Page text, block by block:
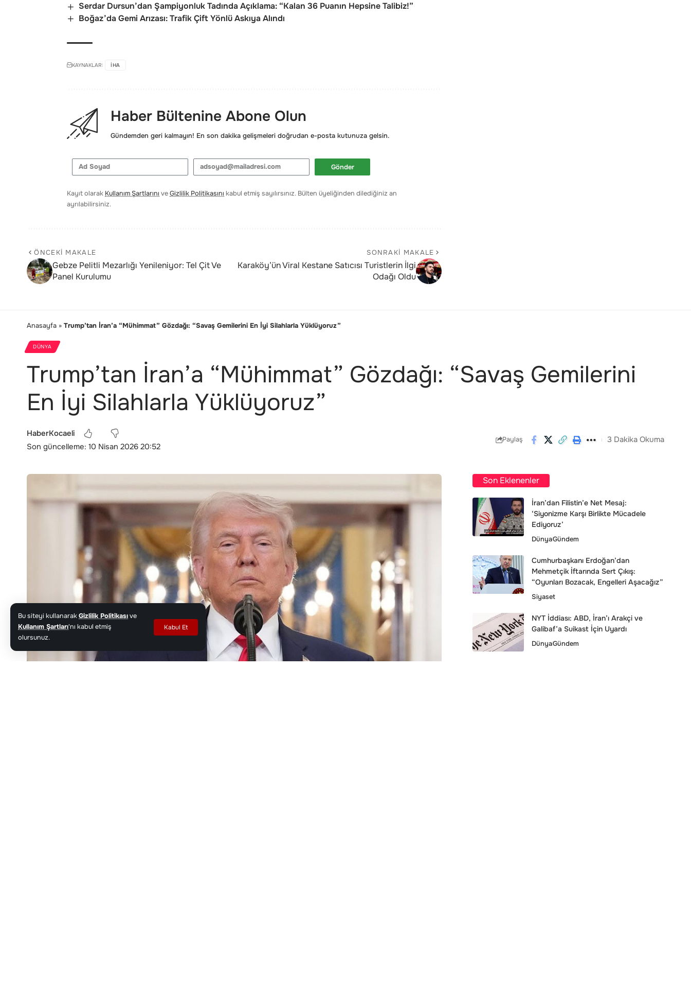
Bu siteyi kullanarakGizlilik Politikasıve
Kullanım Şartları'nı kabul etmiş
olursunuz.
Kabul Et
Serdar Dursun’dan Şampiyonluk Tadında Açıklama: “Kalan 36 Puanın Hepsine Talibiz!”
Boğaz’da Gemi Arızası: Trafik Çift Yönlü Askıya Alındı
KAYNAKLAR: IHA
Haber Bültenine Abone Olun
Gündemden geri kalmayın! En son dakika gelişmeleri doğrudan e-posta kutunuza gelsin.
Gönder
Kayıt olarak Kullanım Şartlarını veGizlilik Politikasını kabul etmiş sayılırsınız. Bülten üyeliğinden dilediğiniz an
ayrılabilirsiniz.
ÖNCEKI MAKALE
Gebze Pelitli Mezarlığı Yenileniyor: Tel Çit Ve
Panel Kurulumu
SONRAKI MAKALE
Karaköy’ün Viral Kestane Satıcısı Turistlerin İlgi
Odağı Oldu
Anasayfa » Trump’tan İran’a “Mühimmat” Gözdağı: “Savaş Gemilerini En İyi Silahlarla Yüklüyoruz”
DÜNYA
Trump’tan İran’a “Mühimmat” Gözdağı: “Savaş Gemilerini
En İyi Silahlarla Yüklüyoruz”
Son güncelleme: 10 Nisan 2026 20:52
HaberKocaeli
Paylaş 3 Dakika Okuma
Son Eklenenler
İran’dan Filistin’e Net Mesaj:
‘Siyonizme Karşı Birlikte Mücadele
Ediyoruz’
DünyaGündem
Cumhurbaşkanı Erdoğan’dan
Mehmetçik İftarında Sert Çıkış:
“Oyunları Bozacak, Engelleri Aşacağız”
Siyaset
NYT İddiası: ABD, İran’ı Arakçi ve
Galibaf’a Suikast İçin Uyardı
DünyaGündem